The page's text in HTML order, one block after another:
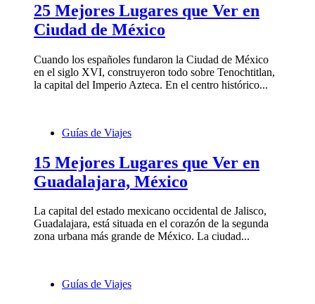
25 Mejores Lugares que Ver en
Ciudad de México
Cuando los españoles fundaron la Ciudad de México
en el siglo XVI, construyeron todo sobre Tenochtitlan,
la capital del Imperio Azteca. En el centro histórico...
Guías de Viajes
15 Mejores Lugares que Ver en
Guadalajara, México
La capital del estado mexicano occidental de Jalisco,
Guadalajara, está situada en el corazón de la segunda
zona urbana más grande de México. La ciudad...
Guías de Viajes